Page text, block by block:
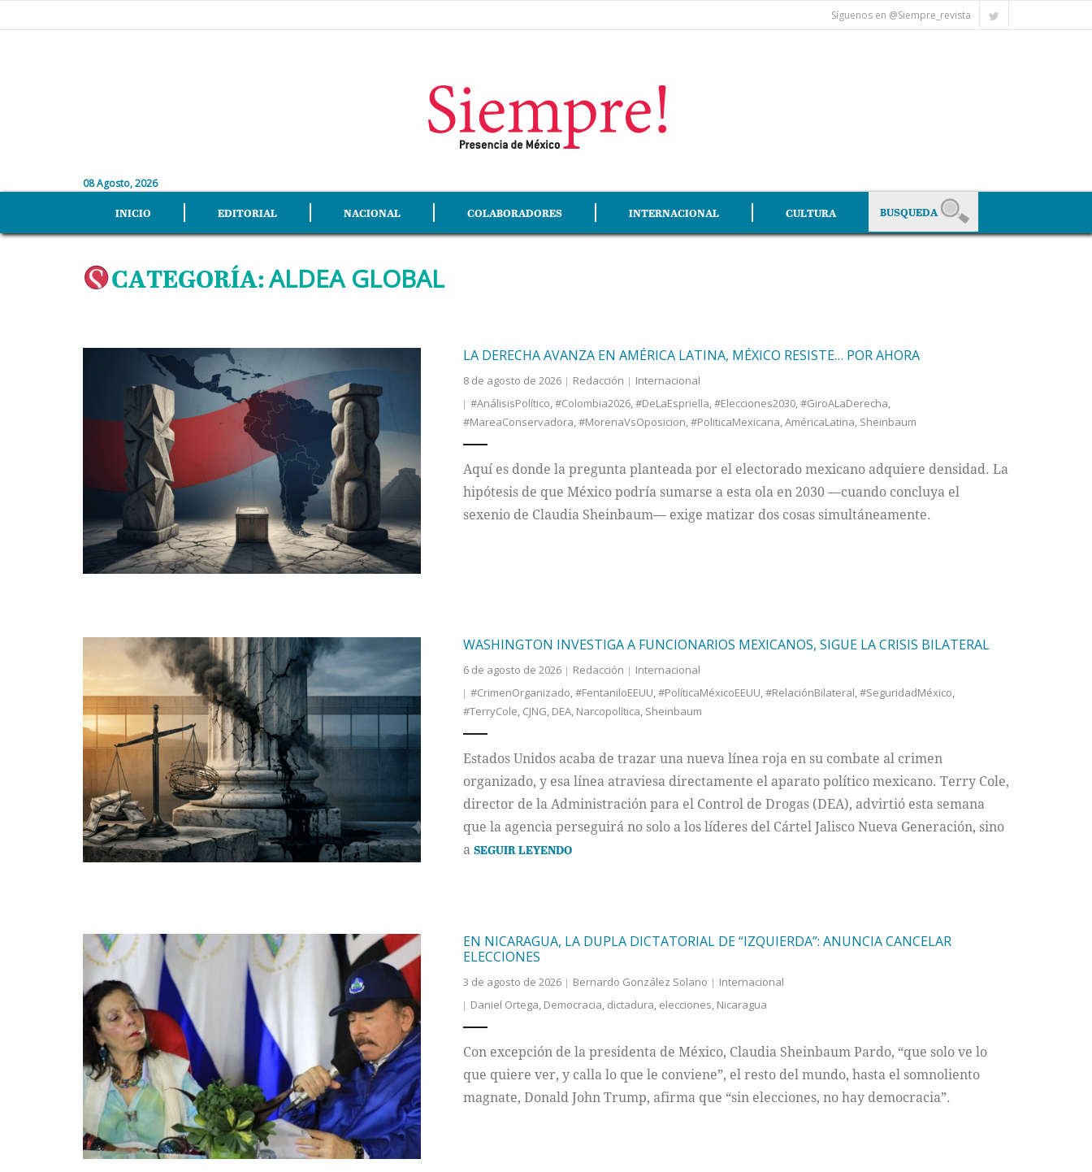
Síguenos en @Siempre_revista
08 Agosto, 2026
INICIO EDITORIAL NACIONAL COLABORADORES INTERNACIONAL CULTURA
CATEGORÍA:ALDEA GLOBAL
LA DERECHA AVANZA EN AMÉRICA LATINA, MÉXICO RESISTE… POR AHORA
8 de agosto de 2026 Redacción
Internacional
#AnálisisPolítico,#Colombia2026,#DeLaEspriella,#Elecciones2030,#GiroALaDerecha,
#MareaConservadora,#MorenaVsOposicion,#PoliticaMexicana,AméricaLatina, Sheinbaum
Aquí es donde la pregunta planteada por el electorado mexicano adquiere densidad. La
hipótesis de que México podría sumarse a esta ola en 2030 —cuando concluya el
sexenio de Claudia Sheinbaum— exige matizar dos cosas simultáneamente.
WASHINGTON INVESTIGA A FUNCIONARIOS MEXICANOS, SIGUE LA CRISIS BILATERAL
6 de agosto de 2026 Redacción
Internacional
#CrimenOrganizado #FentaniloEEUU #PolíticaMéxicoEEUU #RelaciónBilateral #SeguridadMéxico
#TerryCole CJNG DEA, Narcopolítica Sheinbaum
Estados Unidos acaba de trazar una nueva línea roja en su combate al crimen
organizado, y esa línea atraviesa directamente el aparato político mexicano. Terry Cole,
director de la Administración para el Control de Drogas (DEA), advirtió esta semana
que la agencia perseguirá no solo a los líderes del Cártel Jalisco Nueva Generación, sino
aSEGUIR LEYENDO
EN NICARAGUA, LA DUPLA DICTATORIAL DE “IZQUIERDA”: ANUNCIA CANCELAR
ELECCIONES
3 de agosto de 2026 Bernardo González Solano
Internacional
Daniel Ortega Democracia dictadura elecciones Nicaragua
Con excepción de la presidenta de México, Claudia Sheinbaum Pardo, “que solo ve lo
que quiere ver, y calla lo que le conviene”, el resto del mundo, hasta el somnoliento
magnate, Donald John Trump, afirma que “sin elecciones, no hay democracia”.